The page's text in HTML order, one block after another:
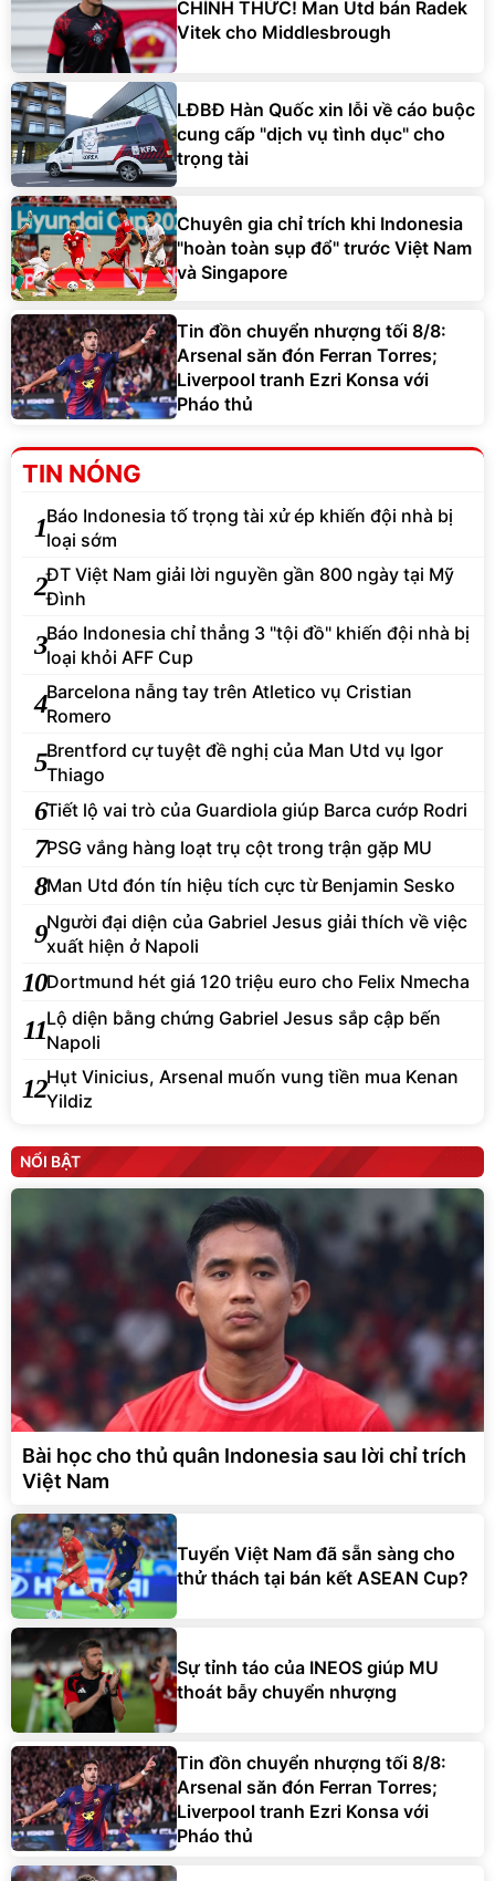
CHÍNH THỨC! Man Utd bán Radek
Vitek cho Middlesbrough
LĐBĐ Hàn Quốc xin lỗi về cáo buộc
cung cấp "dịch vụ tình dục" cho
trọng tài
Chuyên gia chỉ trích khi Indonesia
"hoàn toàn sụp đổ" trước Việt Nam
và Singapore
Tin đồn chuyển nhượng tối 8/8:
Arsenal săn đón Ferran Torres;
Liverpool tranh Ezri Konsa với
Pháo thủ
TIN NÓNG
1Báo Indonesia tố trọng tài xử ép khiến đội nhà bị
loại sớm
2ĐT Việt Nam giải lời nguyền gần 800 ngày tại Mỹ
Đình
3Báo Indonesia chỉ thẳng 3 "tội đồ" khiến đội nhà bị
loại khỏi AFF Cup
4Barcelona nẫng tay trên Atletico vụ Cristian
Romero
5Brentford cự tuyệt đề nghị của Man Utd vụ Igor
Thiago
6Tiết lộ vai trò của Guardiola giúp Barca cướp Rodri
7PSG vắng hàng loạt trụ cột trong trận gặp MU
8Man Utd đón tín hiệu tích cực từ Benjamin Sesko
9Người đại diện của Gabriel Jesus giải thích về việc
xuất hiện ở Napoli
10Dortmund hét giá 120 triệu euro cho Felix Nmecha
11Lộ diện bằng chứng Gabriel Jesus sắp cập bến
Napoli
12Hụt Vinicius, Arsenal muốn vung tiền mua Kenan
Yildiz
NỔI BẬT
Bài học cho thủ quân Indonesia sau lời chỉ trích
Việt Nam
Tuyển Việt Nam đã sẵn sàng cho
thử thách tại bán kết ASEAN Cup?
Sự tỉnh táo của INEOS giúp MU
thoát bẫy chuyển nhượng
Tin đồn chuyển nhượng tối 8/8:
Arsenal săn đón Ferran Torres;
Liverpool tranh Ezri Konsa với
Pháo thủ